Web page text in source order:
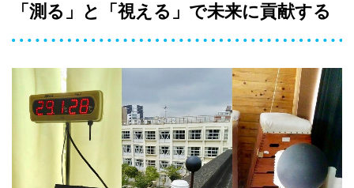
「測る」と「視える」で未来に貢献する